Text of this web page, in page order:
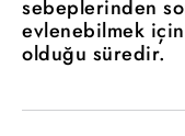
sebeplerinden
evlenebilmek
olduğu süredir.